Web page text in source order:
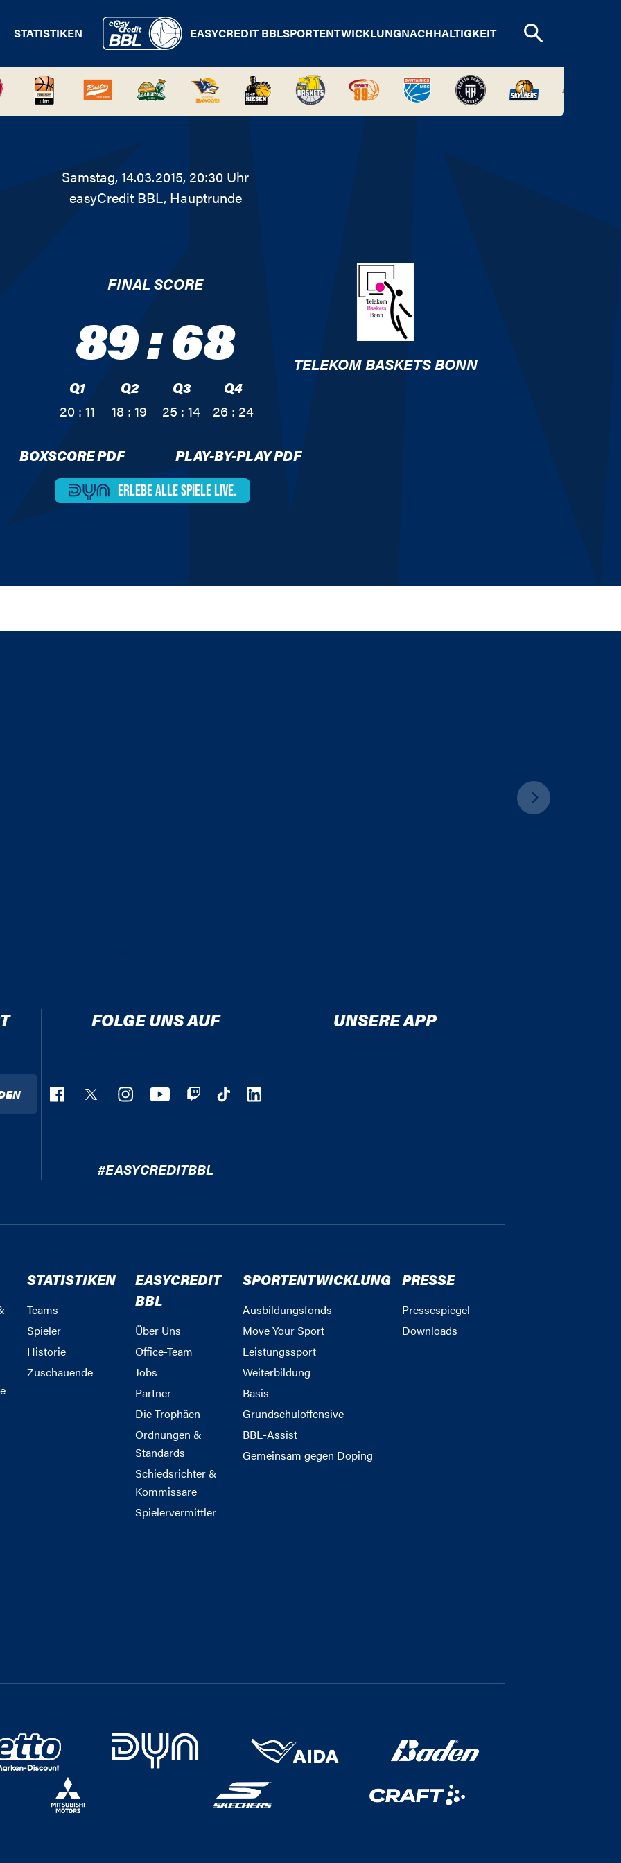
STATISTIKEN EASYCREDIT BBLSPORTENTWICKLUNGNACHHALTIGKEIT
Samstag, 14.03.2015, 20:30 Uhr
easyCredit BBL, Hauptrunde
FINAL SCORE
89:68
Q1
20 : 11
Q2
18 : 19
Q3
25 : 14
Q4
26 : 24
TELEKOM BASKETS BONN
BOXSCORE PDF PLAY-BY-PLAY PDF
ERLEBE ALLESPIELE LIVE.
FOLGE UNS AUF
#EASYCREDITBBL
UNSERE APP
STATISTIKEN
Teams
Spieler
Historie
Zuschauende
EASYCREDIT
BBL
Über Uns
Office-Team
Jobs
Partner
Die Trophäen
Ordnungen &
Standards
Schiedsrichter &
Kommissare
Spielervermittler
SPORTENTWICKLUNG
Ausbildungsfonds
Move Your Sport
Leistungssport
Weiterbildung
Basis
Grundschuloffensive
BBL-Assist
Gemeinsam gegen Doping
PRESSE
Pressespiegel
Downloads